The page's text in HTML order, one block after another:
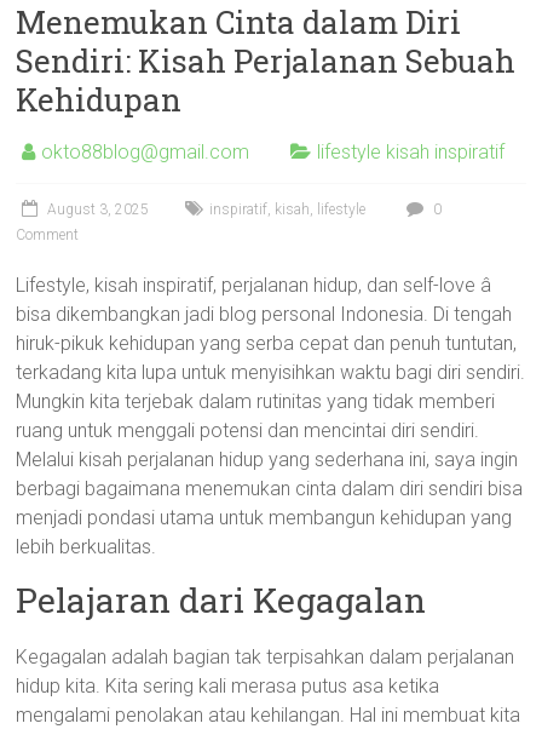
Menemukan Cinta dalam Diri
Sendiri: Kisah Perjalanan Sebuah
Kehidupan
okto88blog@gmail.com lifestyle kisah inspiratif
August 3, 2025 inspiratif, kisah, lifestyle
0
Comment
Lifestyle, kisah inspiratif, perjalanan hidup, dan self-love â
bisa dikembangkan jadi blog personal Indonesia. Di tengah
hiruk-pikuk kehidupan yang serba cepat dan penuh tuntutan,
terkadang kita lupa untuk menyisihkan waktu bagi diri sendiri.
Mungkin kita terjebak dalam rutinitas yang tidak memberi
ruang untuk menggali potensi dan mencintai diri sendiri.
Melalui kisah perjalanan hidup yang sederhana ini, saya ingin
berbagi bagaimana menemukan cinta dalam diri sendiri bisa
menjadi pondasi utama untuk membangun kehidupan yang
lebih berkualitas.
Pelajaran dari Kegagalan
Kegagalan adalah bagian tak terpisahkan dalam perjalanan
hidup kita. Kita sering kali merasa putus asa ketika
mengalami penolakan atau kehilangan. Hal ini membuat kita